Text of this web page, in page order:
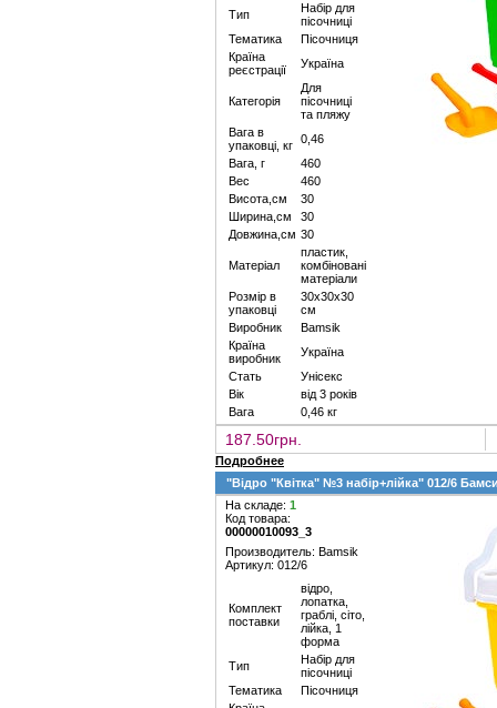
Тип
Набір для
пісочниці
Тематика
Пісочниця
Країна
реєстрації
Україна
Категорія
Для
пісочниці
та пляжу
Вага в
упаковці, кг 0,46
Вага, г
460
Вес
460
Висота,см
30
Ширина,см
30
Довжина,см 30
Матеріал
пластик,
комбіновані
матеріали
Розмір в
упаковці
30х30х30
см
Виробник
Bamsik
Країна
виробник
Україна
Стать
Унісекс
Вік
від 3 років
Вага
0,46 кг
187.50грн.
Подробнее
"Відро "Квітка" №3 набір+лійка" 012/6
На складе: 1
Код товара:
00000010093_3
Производитель: Bamsik
Артикул: 012/6
Комплект
поставки
відро,
лопатка,
граблі, сіто,
лійка, 1
форма
Тип
Набір для
пісочниці
Тематика
Пісочниця